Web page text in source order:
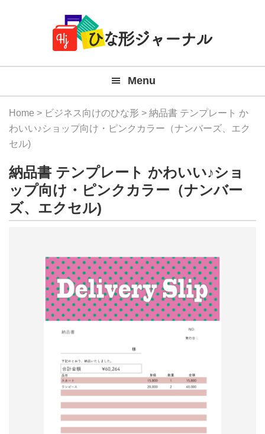
Navigation
料
テ
プ
レ
ト
(Mac
な
形
ジ
ャ
Menu
Home > ビジネス向けのひな形 > 納品書 テンプレート か
わいい♪ショップ向け・ピンクカラー（ナンバーズ、エク
セル)
納品書 テンプレート かわいい♪ショ
ップ向け・ピンクカラー（ナンバー
ズ、エクセル)